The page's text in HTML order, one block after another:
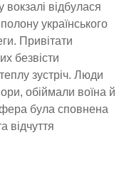
вокзалі відбулася
українського
Привітати
безвісти
зустріч. Люди
обіймали воїна й
була сповнена
відчуття